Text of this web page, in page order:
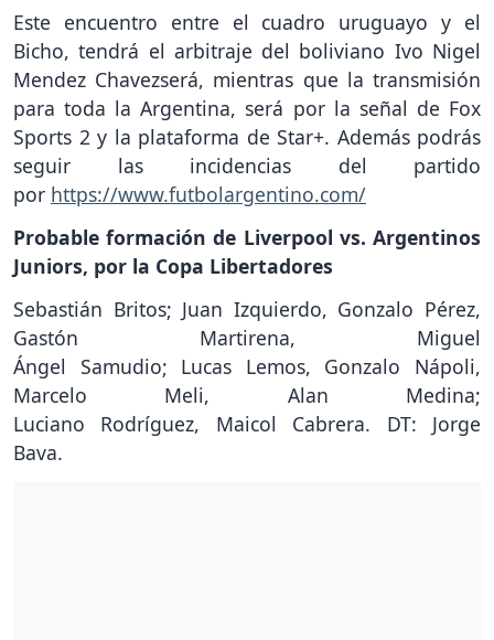
Este encuentro entre el cuadro uruguayo y el
Bicho, tendrá el arbitraje del boliviano Ivo Nigel
Mendez Chavezserá, mientras que la transmisión
para toda la Argentina, será por la señal de Fox
Sports 2 y la plataforma de Star+. Además podrás
seguir las incidencias del partido
por https://www.futbolargentino.com/
Probable formación de Liverpool vs. Argentinos
Juniors, por la Copa Libertadores
Sebastián Britos; Juan Izquierdo, Gonzalo Pérez,
Gastón Martirena, Miguel
Ángel Samudio; Lucas Lemos, Gonzalo Nápoli,
Marcelo Meli, Alan Medina;
Luciano Rodríguez, Maicol Cabrera. DT: Jorge
Bava.